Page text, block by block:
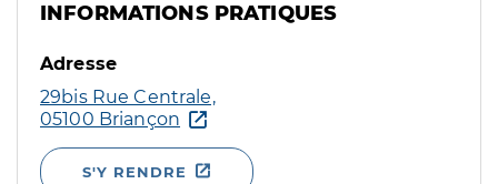
INFORMATIONS PRATIQUES
Adresse
29bis Rue Centrale,
05100 Briançon
S'Y RENDRE